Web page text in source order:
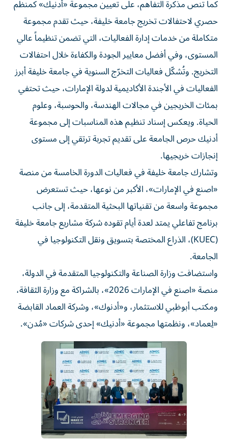
كما تنص مذكرة التفاهم، على تعيين مجموعة «أدنيك» كمنظم
حصري لاحتفالات تخريج جامعة خليفة، حيث تقدم مجموعة
متكاملة من خدمات إدارة الفعاليات، التي تضمن تنظيماً عالي
المستوى، وفي أفضل معايير الجودة والكفاءة خلال احتفالات
التخريج. وتُشكّل فعاليات التخرّج السنوية في جامعة خليفة أبرز
الفعاليات في الأجندة الأكاديمية لدولة الإمارات، حيث تحتفي
بمئات الخريجين في مجالات الهندسة، والحوسبة، وعلوم
الحياة. ويعكس إسناد تنظيم هذه المناسبات إلى مجموعة
أدنيك حرص الجامعة على تقديم تجربة ترتقي إلى مستوى
إنجازات خريجيها.
وتشارك جامعة خليفة في فعاليات الدورة الخامسة من منصة
«اصنع في الإمارات»، الأكبر من نوعها، حيث تستعرض
مجموعة واسعة من تقنياتها البحثية المتقدمة، إلى جانب
برنامج تفاعلي يمتد لعدة أيام تقوده شركة مشاريع جامعة خليفة
(KUEC)، الذراع المختصة بتسويق ونقل التكنولوجيا في
الجامعة.
واستضافت وزارة الصناعة والتكنولوجيا المتقدمة في الدولة،
منصة «اصنع في الإمارات 2026»، بالشراكة مع وزارة الثقافة،
ومكتب أبوظبي للاستثمار، و«أدنوك»، وشركة العماد القابضة
«لِعماد»، ونظمتها مجموعة «أدنيك» إحدى شركات «مُدن».